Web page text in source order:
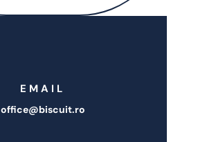
EMAIL
office@biscuit.ro